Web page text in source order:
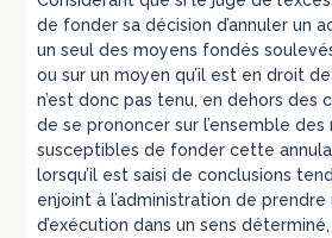
de fonder sa décision d’annuler un
un seul des moyens fondés
ou sur un moyen qu’il est en droit
n’est donc pas tenu, en dehors des
de se prononcer sur l’ensemble des
susceptibles de fonder cette
lorsqu’il est saisi de conclusions
enjoint à l’administration de prendre
d’exécution dans un sens